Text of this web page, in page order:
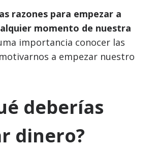
razones para empezar a
momento de nuestra
importancia conocer las
a empezar nuestro
deberías
dinero?